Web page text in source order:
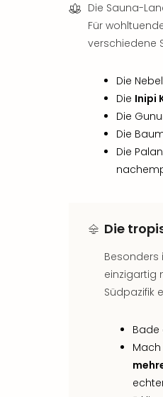
Die Sauna-
Für
verschiedene
Die
Die Inipi
Die
Die
Die
Die
Besonders
einzigartig
Südpazifik
Bade